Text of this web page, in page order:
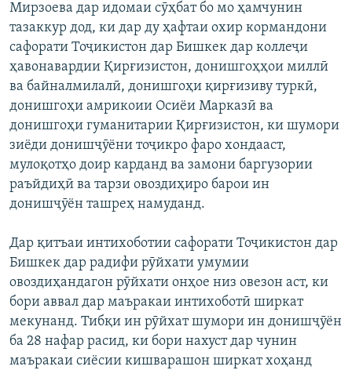
Мирзоева дар идомаи сӯҳбат бо мо ҳамчунин
тазаккур дод, ки дар ду ҳафтаи охир кормандони
сафорати Тоҷикистон дар Бишкек дар коллеҷи
ҳавонавардии Қирғизистон, донишгоҳҳои миллӣ
ва байналмилалӣ, донишгоҳи қирғизиву туркӣ,
донишгоҳи амрикоии Осиёи Марказӣ ва
донишгоҳи гуманитарии Қирғизистон, ки шумори
зиёди донишҷӯёни тоҷикро фаро хондааст,
мулоқотҳо доир карданд ва замони баргузории
раъйдиҳӣ ва тарзи овоздиҳиро барои ин
донишҷӯён ташреҳ намуданд.
Дар қитъаи интихоботии сафорати Тоҷикистон дар
Бишкек дар радифи рӯйхати умумии
овоздиҳандагон рӯйхати онҳое низ овезон аст, ки
бори аввал дар маъракаи интихоботӣ ширкат
мекунанд. Тибқи ин рӯйхат шумори ин донишҷӯён
ба 28 нафар расид, ки бори нахуст дар чунин
маъракаи сиёсии кишварашон ширкат хоҳанд